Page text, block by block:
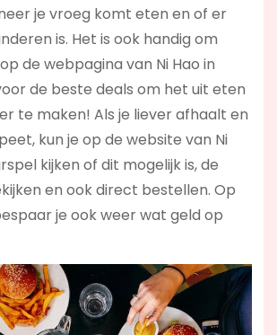
je vroeg komt eten en of er
is. Het is ook handig om
de webpagina van Ni Hao in
de beste deals om het uit eten
te maken! Als je liever afhaalt en
kun je op de website van Ni
kijken of dit mogelijk is, de
en ook direct bestellen. Op
je ook weer wat geld op